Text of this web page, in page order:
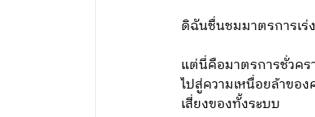
ดิฉันชื่นชมมาตรการเร่
แต่นี่คือมาตรการชั่วคร
ไปสู่ความเหนื่อยล้าขอ
เสี่ยงของทั้งระบบ